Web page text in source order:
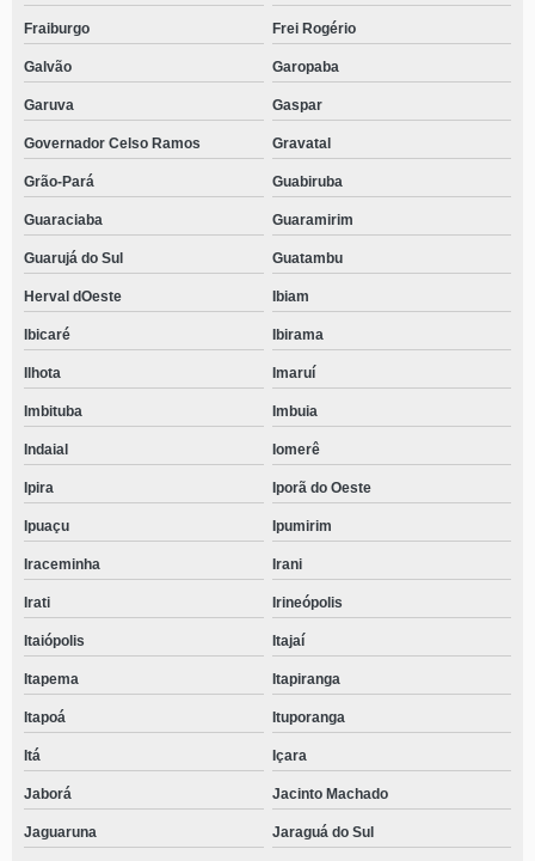
Fraiburgo Frei Rogério
Galvão Garopaba
Garuva Gaspar
Governador Celso Ramos Gravatal
Grão-Pará Guabiruba
Guaraciaba Guaramirim
Guarujá do Sul Guatambu
Herval dOeste Ibiam
Ibicaré Ibirama
Ilhota Imaruí
Imbituba Imbuia
Indaial Iomerê
Ipira Iporã do Oeste
Ipuaçu Ipumirim
Iraceminha Irani
Irati Irineópolis
Itaiópolis Itajaí
Itapema Itapiranga
Itapoá Ituporanga
Itá Içara
Jaborá Jacinto Machado
Jaguaruna Jaraguá do Sul